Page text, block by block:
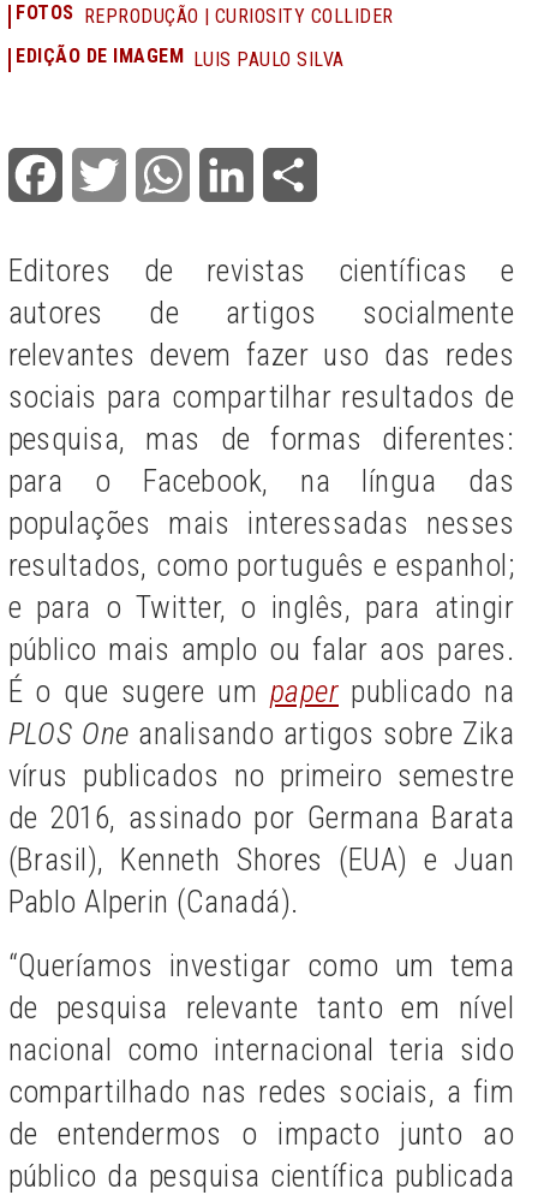
FOTOS REPRODUÇÃO | CURIOSITY COLLIDER
EDIÇÃO DE IMAGEM LUIS PAULO SILVA
Facebook Twitter WhatsApp LinkedIn
Editores de revistas científicas e
autores de artigos socialmente
relevantes devem fazer uso das redes
sociais para compartilhar resultados de
pesquisa, mas de formas diferentes:
para o Facebook, na língua das
populações mais interessadas nesses
resultados, como português e espanhol;
e para o Twitter, o inglês, para atingir
público mais amplo ou falar aos pares.
É o que sugere um paper publicado na
PLOS One analisando artigos sobre Zika
vírus publicados no primeiro semestre
de 2016, assinado por Germana Barata
(Brasil), Kenneth Shores (EUA) e Juan
Pablo Alperin (Canadá).
“Queríamos investigar como um tema
de pesquisa relevante tanto em nível
nacional como internacional teria sido
compartilhado nas redes sociais, a fim
de entendermos o impacto junto ao
público da pesquisa científica publicada